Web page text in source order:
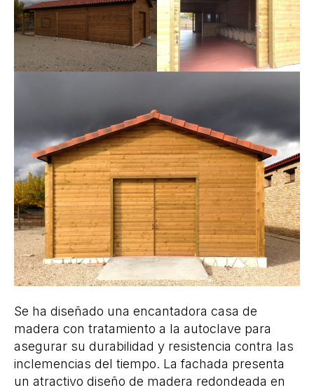
Se ha diseñado una encantadora casa de
madera con tratamiento a la autoclave para
asegurar su durabilidad y resistencia contra las
inclemencias del tiempo. La fachada presenta
un atractivo diseño de madera redondeada en